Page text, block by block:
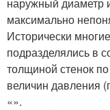
максимально
Исторически
подразделялись в
толщиной стенок
величин давления
«».